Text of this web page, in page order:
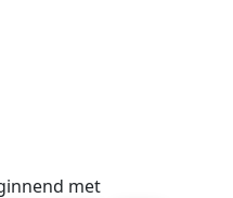
met